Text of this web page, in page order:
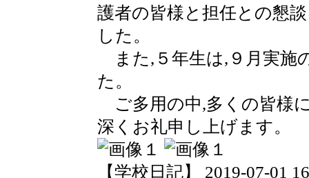
護者の皆様と担任との懇
した。
また,５年生は,９月実施
た。
ご多用の中,多くの皆様
深くお礼申し上げます。
【学校日記】 2019-07-01